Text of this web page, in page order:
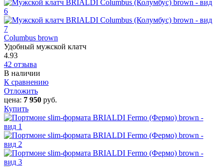
Columbus brown
Удобный мужской клатч
4.93
42 отзыва
В наличии
К сравнению
Отложить
цена: 7 950 руб.
Купить